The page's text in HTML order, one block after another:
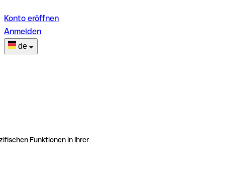
Konto eröffnen
Anmelden
de
Funktionen in Ihrer